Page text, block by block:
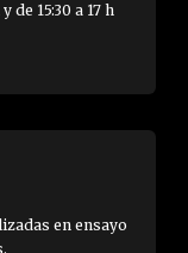
de 15:30 a 17 h
en ensayo